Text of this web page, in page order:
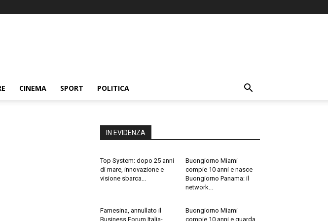
CINEMA SPORT POLITICA
IN EVIDENZA
Top System: dopo 25 anni
di mare, innovazione e
visione sbarca...
Buongiorno Miami
compie 10 anni e nasce
Buongiorno Panama: il
network...
Farnesina, annullato il
Business Forum Italia-
Buongiorno Miami
compie 10 anni e guarda